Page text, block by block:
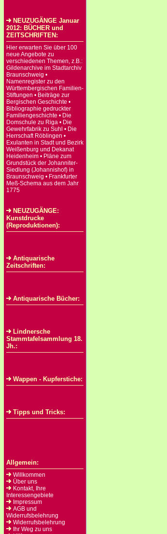
NEUZUGÄNGE Januar
2012: BÜCHER und
ZEITSCHRIFTEN:
Hier erwarten Sie über 100
neue Angebote zu
verschiedenen Themen, z.B.:
Gildenarchive im Stadtarchiv
Braunschweig •
Namenregister zu den
Württembergischen Familien-
Stiftungen • Beiträge zur
Bergischen Geschichte •
Bibliographie gedruckter
Familiengeschichte • Die
Domschule zu Riga • Die
Gewehrfabrik zu Suhl • Die
Herrschaft Röblingen •
Exulanten in Stadt und Bezirk
Weißenburg und Dekanat
Heidenheim • Pläne zum
Grundstück der Johanniter-
Siedlung (Johannishof) in
Braunschweig • Frankfurter
Meß-Schema aus dem Jahr
1775
NEUZUGÄNGE:
Kunstdrucke
(Reproduktionen):
Antiquarische
Zeitschriften:
Antiquarische Bücher:
Lindnersche
Stammtafelsammlung 18.
Jh.:
Wappen - Kupferstiche:
Tipps und Tricks:
Allgemein:
Willkommen
Über uns
Kontakt, Ihre
Interessengebiete
Impressum
AGB und
Widerrufsbelehrung
Widerrufsbelehrung
Ihr Weg zu uns